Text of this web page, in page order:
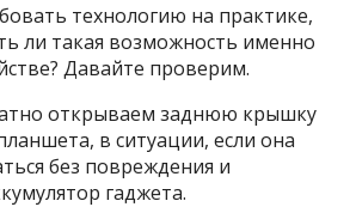
технологию на практике,
ли такая возможность именно
Давайте проверим.
открываем заднюю крышку
в ситуации, если она
без повреждения и
гаджета.